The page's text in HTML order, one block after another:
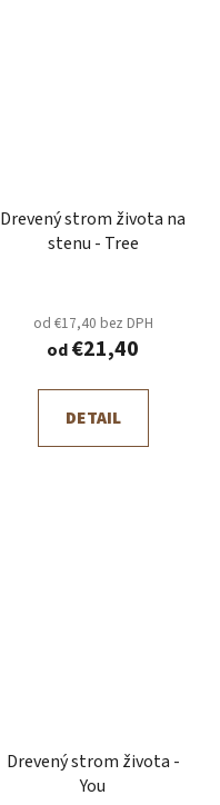
Drevený strom života na
stenu - Tree
od €17,40 bez DPH
od€21,40
DETAIL
Drevený strom života -
You